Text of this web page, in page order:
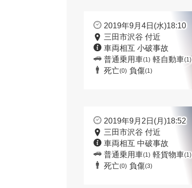
2019年9月4日(水)18:10
三田市沢谷 付近
車両相互 小破事故
普通乗用車(1) 軽自動車(1)
死亡(0) 負傷(1)
2019年9月2日(月)18:52
三田市沢谷 付近
車両相互 中破事故
普通乗用車(1) 軽貨物車(1)
死亡(0) 負傷(3)